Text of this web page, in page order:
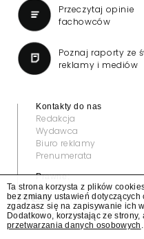
Przeczytaj opinie
fachowców
Poznaj raporty ze
reklamy i mediów
Kontakty do nas
Redakcja
Wydawca
Biuro reklamy
Prenumerata
Prawne:
Regulamin
Klauzula informacyjna
© 2022 — All rights reserved
Ta strona korzysta z plików
bez zmiany ustawień
zgadzasz się na zapisywanie ich
Dodatkowo, korzystając ze strony,
przetwarzania danych osobowych